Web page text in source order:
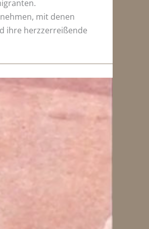
mit denen
ihre herzzerreißende